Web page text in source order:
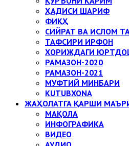
ҲАДИСИ ШАРИФ
ФИҚҲ
СИЙРАТ ВА ИСЛОМ
ТАФСИРИ ИРФОН
ХОРИЖДАГИ
РАМАЗОН-2020
РАМАЗОН-2021
МУФТИЙ МИНБАРИ
KUTUBXONA
ЖАҲОЛАТГА ҚАРШИ
МАҚОЛА
ИНФОГРАФИКА
ВИДЕО